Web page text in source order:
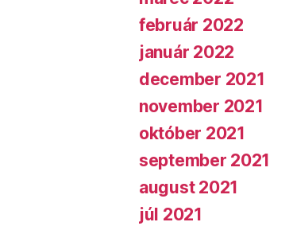
február 2022
január 2022
december 2021
november 2021
október 2021
september 2021
august 2021
júl 2021